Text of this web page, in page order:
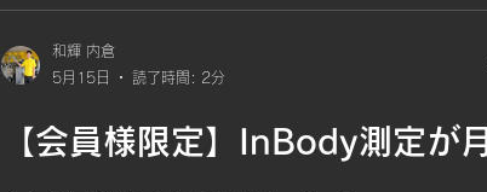
成。 しかし、それ以上に大きな変化は、「自信を取り戻
したこと」だったのかもしれません。 今回は、M.M様の
ている方にとって、きっと大きな勇気になるはずです。
【会員様限定】InBody測定が月
和輝 内倉
5月15日
読了時間: 2分